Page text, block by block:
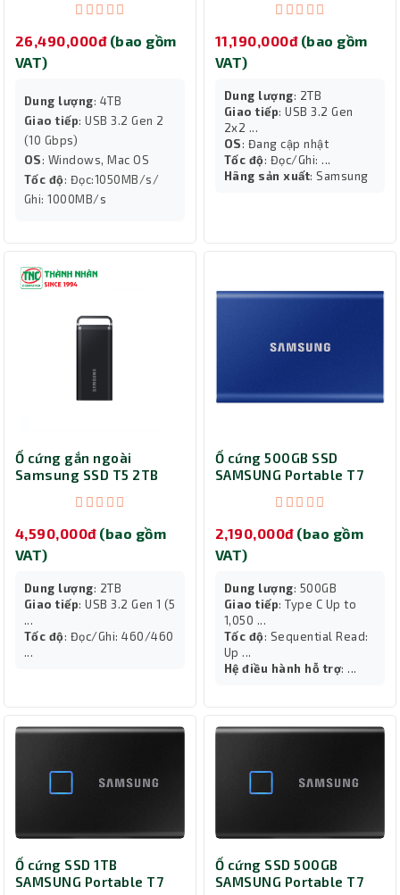
26,490,000đ (bao gồm
VAT)
Dung lượng: 4TB
Giao tiếp: USB 3.2 Gen 2
(10 Gbps)
OS: Windows, Mac OS
Tốc độ: Đọc:1050MB/s/
Ghi: 1000MB/s
PG2T0B/WW
11,190,000đ (bao gồm
VAT)
Dung lượng: 2TB
Giao tiếp: USB 3.2 Gen
2x2 ...
OS: Đang cập nhật
Tốc độ: Đọc/Ghi: ...
Hãng sản xuất: Samsung
Ổ cứng gắn ngoài
Samsung SSD T5 2TB
PH2T0S/WW
4,590,000đ (bao gồm
VAT)
Dung lượng: 2TB
Giao tiếp: USB 3.2 Gen 1 (5
...
Tốc độ: Đọc/Ghi: 460/460
...
Ổ cứng 500GB SSD
SAMSUNG Portable T7
PC500H/WW
2,190,000đ (bao gồm
VAT)
Dung lượng: 500GB
Giao tiếp: Type C Up to
1,050 ...
Tốc độ: Sequential Read:
Up ...
Hệ điều hành hỗ trợ: ...
Ổ cứng SSD 1TB
SAMSUNG Portable T7
Ổ cứng SSD 500GB
SAMSUNG Portable T7